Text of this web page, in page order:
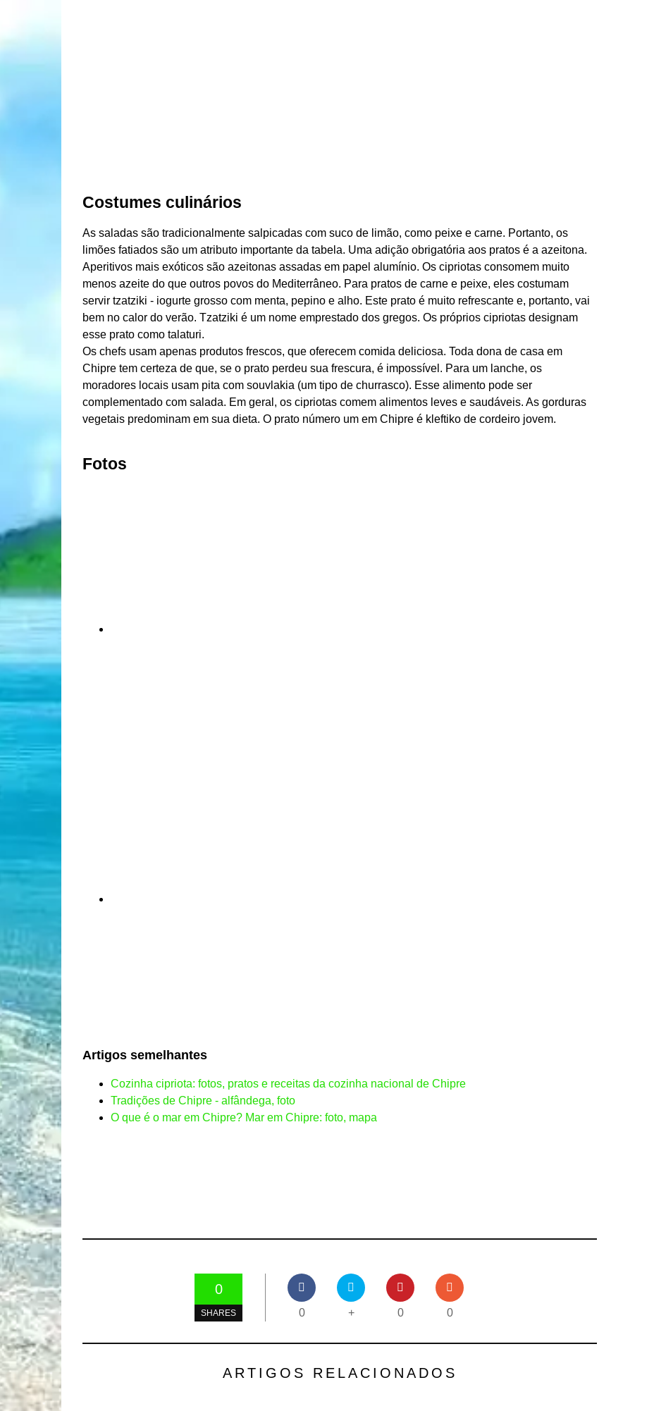
Costumes culinários
As saladas são tradicionalmente salpicadas com suco de limão, como peixe e carne. Portanto, os
limões fatiados são um atributo importante da tabela. Uma adição obrigatória aos pratos é a azeitona.
Aperitivos mais exóticos são azeitonas assadas em papel alumínio. Os cipriotas consomem muito
menos azeite do que outros povos do Mediterrâneo. Para pratos de carne e peixe, eles costumam
servir tzatziki - iogurte grosso com menta, pepino e alho. Este prato é muito refrescante e, portanto, vai
bem no calor do verão. Tzatziki é um nome emprestado dos gregos. Os próprios cipriotas designam
esse prato como talaturi.
Os chefs usam apenas produtos frescos, que oferecem comida deliciosa. Toda dona de casa em
Chipre tem certeza de que, se o prato perdeu sua frescura, é impossível. Para um lanche, os
moradores locais usam pita com souvlakia (um tipo de churrasco). Esse alimento pode ser
complementado com salada. Em geral, os cipriotas comem alimentos leves e saudáveis. As gorduras
vegetais predominam em sua dieta. O prato número um em Chipre é kleftiko de cordeiro jovem.
Fotos
Artigos semelhantes
Cozinha cipriota: fotos, pratos e receitas da cozinha nacional de Chipre
Tradições de Chipre - alfândega, foto
O que é o mar em Chipre? Mar em Chipre: foto, mapa
0
SHARES 0 + 0 0
ARTIGOS RELACIONADOS